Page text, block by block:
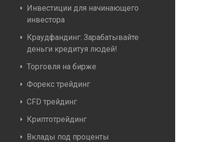
Инвестиции для начинающего
инвестора
Краудфандинг: Зарабатывайте
деньги кредитуя людей!
Торговля на бирже
Форекс трейдинг
CFD трейдинг
Криптотрейдинг
Вклады под проценты